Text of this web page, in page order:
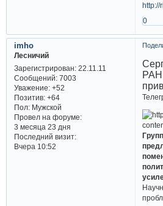
http://
0
imho
Лесничий
Зарегистрирован: 22.11.11
Сообщений:7003
Уважение: +52
Позитив: +64
Пол:Мужской
Провел на форуме:
3 месяца 23 дня
Последний визит:
Вчера 10:52
РАН